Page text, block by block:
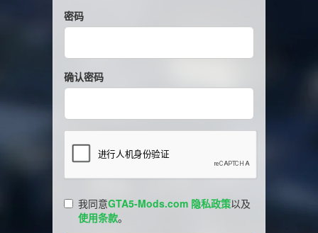
密码
确认密码
我同意GTA5-Mods.com 隐私政策以及
使用条款。